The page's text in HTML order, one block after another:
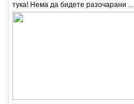
тука! Нема да бидете разочарани ...